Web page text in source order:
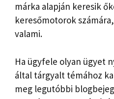
márka alapján keresik
keresőmotorok
valami.
Ha ügyfele olyan ügyet
által tárgyalt témához
meg legutóbbi